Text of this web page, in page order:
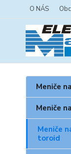
O NÁS
Meniče
Meniče
Meniče
toroid